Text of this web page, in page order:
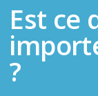
Est ce
?